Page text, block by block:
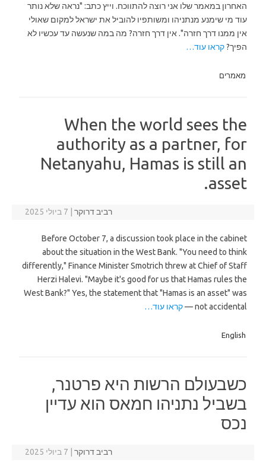
האחרון במאמר שלו אני רוצה להתווכח. וייץ כתב: "נראה שלא נותר
עוד מי שימנע מנתניהו ומשותפיו להוביל את ישראל למקום שאולי
אין ממנו דרך חזרה". אין דרך חזרה? מה במה שנעשה עד עכשיו לא
הפיך?קראו עוד…
מאמרים
When the world sees the
authority as a partner, for
Netanyahu, Hamas is still an
asset.
רביב דרוקר 7 ביולי 2025
Before October 7, a discussion took place in the cabinet
about the situation in the West Bank. "You need to think
differently," Finance Minister Smotrich threw at Chief of Staff
Herzi Halevi. "Maybe it's good for us that Hamas rules the
West Bank?" Yes, the statement that "Hamas is an asset" was
not accidental —
קראו עוד…
English
כשבעולם הרשות היא פרטנר,
בשביל נתניהו חמאס הוא עדיין
נכס
רביב דרוקר 7 ביולי 2025